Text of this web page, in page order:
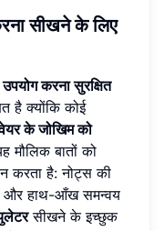
सीखने के लिए
करना सुरक्षित
है क्योंकि कोई
के जोखिम को
मौलिक बातों को
करता है: नोट्स की
और हाथ-आँख समन्वय
सीखने के इच्छुक